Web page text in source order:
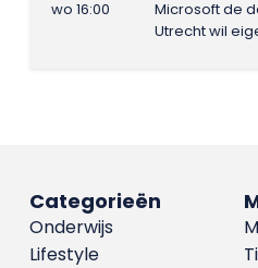
wo 16:00
Microsoft de
Utrecht wil
Categorieën
Onderwijs
Lifestyle